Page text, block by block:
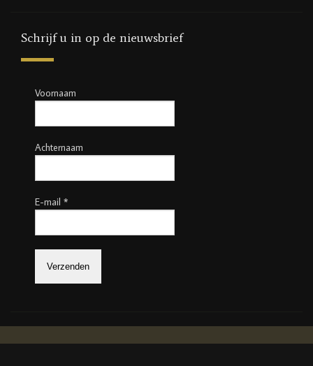
Schrijf u in op de nieuwsbrief
Voornaam
Achternaam
E-mail *